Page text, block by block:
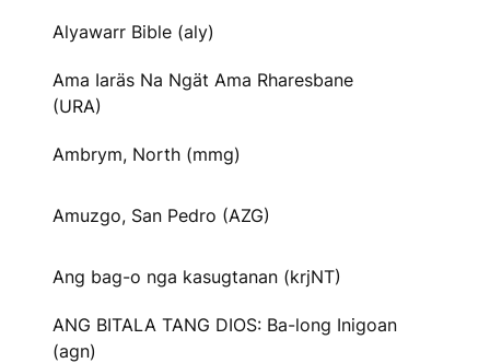
Alyawarr Bible (aly)
Ama Iaräs Na Ngät Ama Rharesbane
(URA)
Ambrym, North (mmg)
Amuzgo, San Pedro (AZG)
Ang bag-o nga kasugtanan (krjNT)
ANG BITALA TANG DIOS: Ba-long Inigoan
(agn)